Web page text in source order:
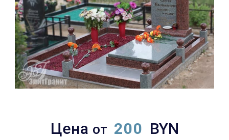
Цена от 200 BYN